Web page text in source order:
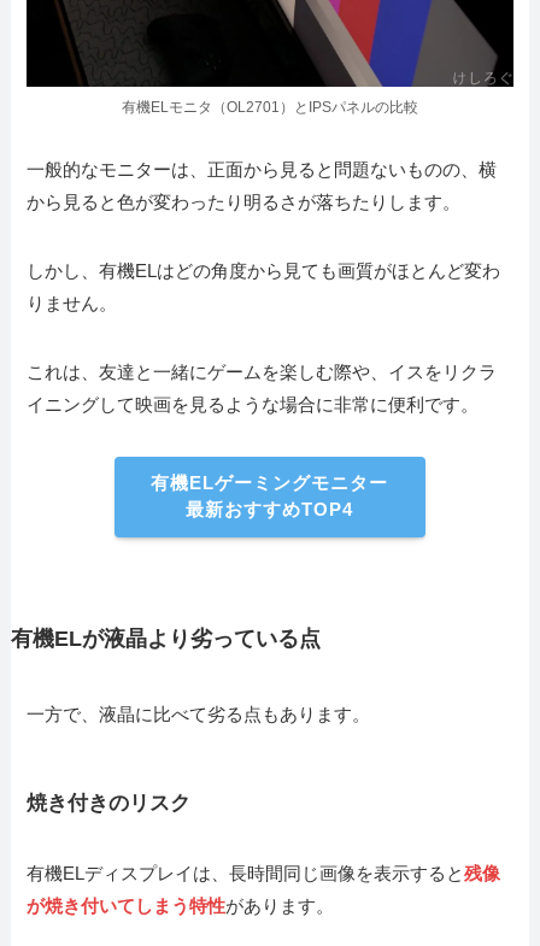
有機ELモニタ（OL2701）とIPSパネルの比較
一般的なモニターは、正面から見ると問題ないものの、横
から見ると色が変わったり明るさが落ちたりします。
しかし、有機ELはどの角度から見ても画質がほとんど変わ
りません。
これは、友達と一緒にゲームを楽しむ際や、イスをリクラ
イニングして映画を見るような場合に非常に便利です。
有機ELゲーミングモニター
最新おすすめTOP4
有機ELが液晶より劣っている点
一方で、液晶に比べて劣る点もあります。
焼き付きのリスク
有機ELディスプレイは、長時間同じ画像を表示すると残像
が焼き付いてしまう特性があります。